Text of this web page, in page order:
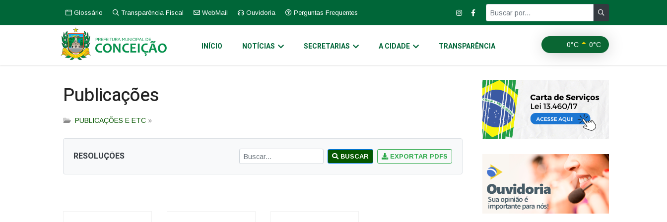
Glossário Transparência Fiscal WebMail Ouvidoria Perguntas Frequentes
0°C 0°C
INÍCIO NOTÍCIAS SECRETARIAS A CIDADE TRANSPARÊNCIA
Publicações
PUBLICAÇÕES E ETC »
RESOLUÇÕES BUSCAR EXPORTAR PDFS